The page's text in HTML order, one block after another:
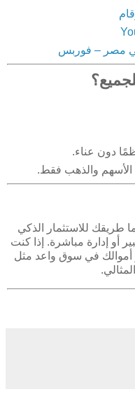
في مصر – فوربس
دون عناء.
الأسهم والذهب فقط.
طريقك للاستثمار الذكي
أو إدارة مباشرة. إذا كنت
أموالك في سوق واعد مثل